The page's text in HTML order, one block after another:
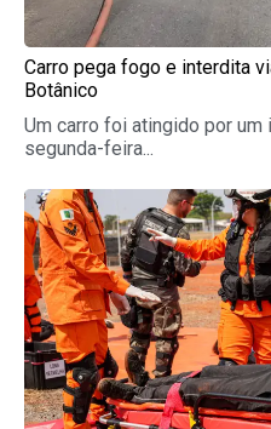
Carro pega fogo e interdita
Botânico
Um carro foi atingido por um
segunda-feira...